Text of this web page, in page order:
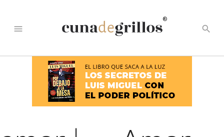
menu
®
search